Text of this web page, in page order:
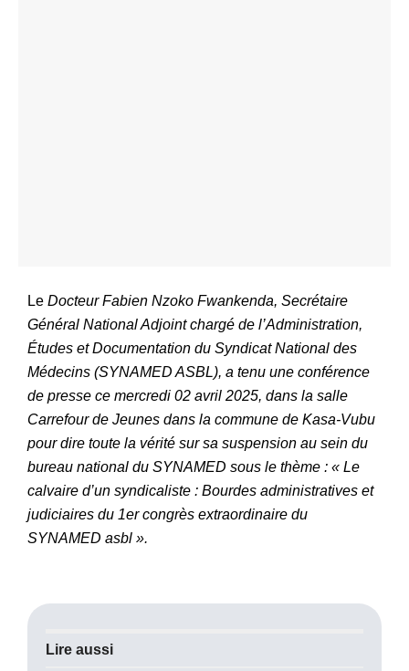
Le Docteur Fabien Nzoko Fwankenda, Secrétaire
Général National Adjoint chargé de l’Administration,
Études et Documentation du Syndicat National des
Médecins (SYNAMED ASBL), a tenu une conférence
de presse ce mercredi 02 avril 2025, dans la salle
Carrefour de Jeunes dans la commune de Kasa-Vubu
pour dire toute la vérité sur sa suspension au sein du
bureau national du SYNAMED sous le thème : « Le
calvaire d’un syndicaliste : Bourdes administratives et
judiciaires du 1er congrès extraordinaire du
SYNAMED asbl ».
Lire aussi